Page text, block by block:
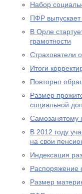
Набор
ПФР выпускает
В Орле
грамотности
Страхователи
Итоги
Повторно
Размер
социальной
Самозанятому
В 2012 году
на свои
Индексация
Распоряжение
Размер